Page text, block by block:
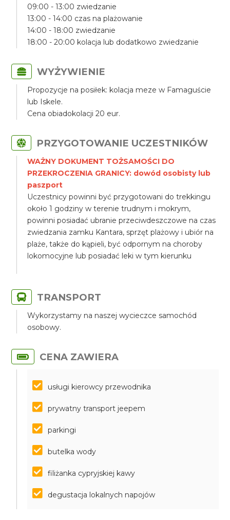
09:00 - 13:00 zwiedzanie
13:00 - 14:00 czas na plażowanie
14:00 - 18:00 zwiedzanie
18:00 - 20:00 kolacja lub dodatkowo zwiedzanie
WYŻYWIENIE
Propozycje na posiłek: kolacja meze w Famaguście
lub Iskele.
Cena obiadokolacji 20 eur.
PRZYGOTOWANIE UCZESTNIKÓW
WAŻNY DOKUMENT TOŻSAMOŚCI DO
PRZEKROCZENIA GRANICY: dowód osobisty lub
paszport
Uczestnicy powinni być przygotowani do trekkingu
około 1 godziny w terenie trudnym i mokrym,
powinni posiadać ubranie przeciwdeszczowe na czas
zwiedzania zamku Kantara, sprzęt plażowy i ubiór na
plaże, także do kąpieli, być odpornym na choroby
lokomocyjne lub posiadać leki w tym kierunku
TRANSPORT
Wykorzystamy na naszej wycieczce samochód
osobowy.
CENA ZAWIERA
usługi kierowcy przewodnika
prywatny transport jeepem
parkingi
butelka wody
filiżanka cypryjskiej kawy
degustacja lokalnych napojów